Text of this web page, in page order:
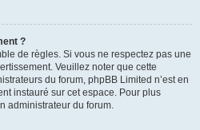
?
de règles. Si vous ne respectez pas une
Veuillez noter que cette
du forum, phpBB Limited n’est en
instauré sur cet espace. Pour plus
administrateur du forum.